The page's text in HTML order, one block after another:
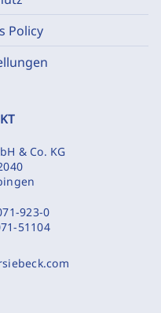
Policy
& Co. KG
923-0
51104